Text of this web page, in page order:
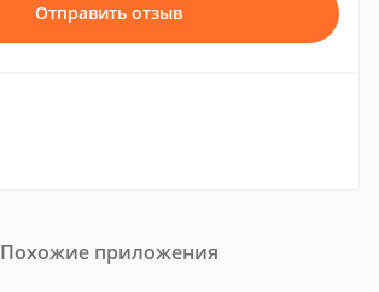
Отправить отзыв
Похожие приложения